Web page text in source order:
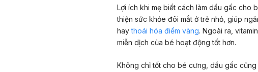
Lợi ích khi mẹ biết cách làm dầu gấc cho
thiện sức khỏe đôi mắt ở trẻ nhỏ, giúp
haythoái hóa điểm vàng. Ngoài ra,
miễn dịch của bé hoạt động tốt hơn.
Không chỉ tốt cho bé cưng, dầu gấc